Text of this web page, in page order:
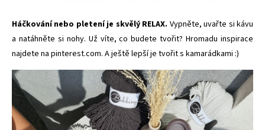
Háčkování nebo pletení je skvělý RELAX. Vypněte, uvařte si kávu
a natáhněte si nohy. Už víte, co budete tvořit? Hromadu inspirace
najdete na pinterest.com. A ještě lepší je tvořit s kamarádkami :)